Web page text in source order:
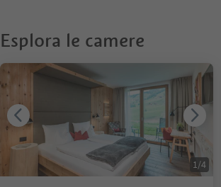
Esplora le camere
1/4